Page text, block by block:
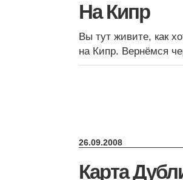
На Кипр
Вы тут живите, как
на Кипр. Вернёмся
26.09.2008
Карта